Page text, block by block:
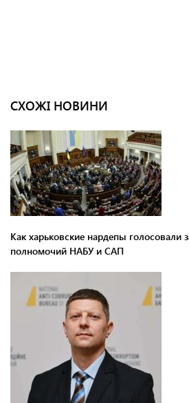
СХОЖІ НОВИНИ
Как харьковские нардепы голосовали
полномочий НАБУ и САП